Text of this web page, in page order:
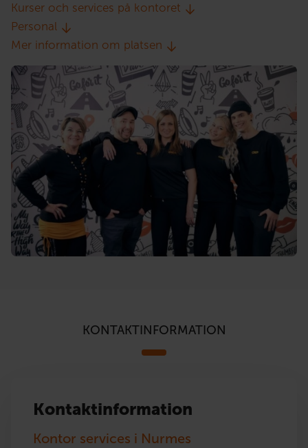
Kurser och services på kontoret
Personal
Mer information om platsen
KONTAKTINFORMATION
Kontaktinformation
Kontor services i Nurmes